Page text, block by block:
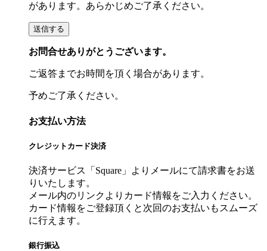
があります。あらかじめご了承ください。
お問合せありがとうございます。
ご返答までお時間を頂く場合があります。
予めご了承ください。
お支払い方法
クレジットカード決済
決済サービス「Square」よりメールにて請求書をお送
りいたします。
メール内のリンクよりカード情報をご入力ください。
カード情報をご登録頂くと次回のお支払いもスムーズ
に行えます。
銀行振込